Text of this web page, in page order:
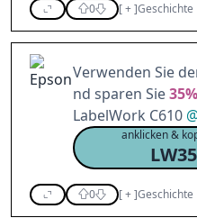
0 [+]Geschichte
Verwenden Sie
nd sparen Sie35%
LabelWork C610
anklicken &
LW35
0 [+]Geschichte